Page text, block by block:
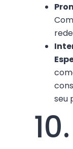
seu